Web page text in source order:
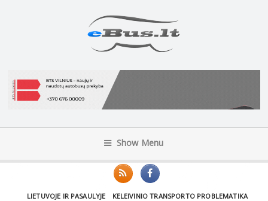
Show Menu
LIETUVOJE IR PASAULYJE
KELEIVINIO TRANSPORTO PROBLEMATIKA